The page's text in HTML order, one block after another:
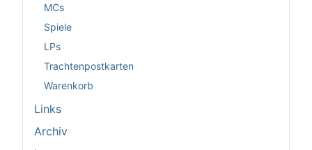
MCs
Spiele
LPs
Trachtenpostkarten
Warenkorb
Links
Archiv